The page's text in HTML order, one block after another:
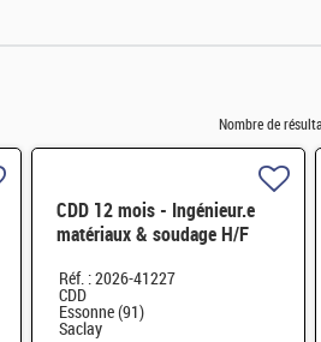
Nombre de
CDD 12 mois - Ingénieur.e
matériaux & soudage H/F
Réf. : 2026-41227
CDD
Essonne (91)
Saclay